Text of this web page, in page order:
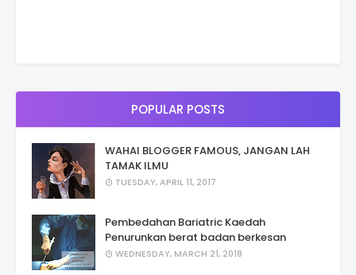
POPULAR POSTS
WAHAI BLOGGER FAMOUS, JANGAN LAH
TAMAK ILMU
TUESDAY, APRIL 11, 2017
Pembedahan Bariatric Kaedah
Penurunkan berat badan berkesan
WEDNESDAY, MARCH 21, 2018